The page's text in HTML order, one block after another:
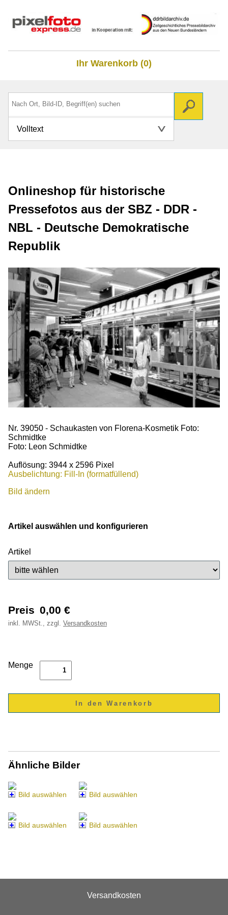
Ihr Warenkorb (0)
Volltext
Onlineshop für historische
Pressefotos aus der SBZ - DDR -
NBL - Deutsche Demokratische
Republik
Nr. 39050 - Schaukasten von Florena-Kosmetik Foto:
Schmidtke
Foto: Leon Schmidtke
Auflösung: 3944 x 2596 Pixel
Ausbelichtung: Fill-In (formatfüllend)
Bild ändern
Artikel auswählen und konfigurieren
Artikel
Preis 0,00 €
inkl. MWSt., zzgl. Versandkosten
Menge
Ähnliche Bilder
Bild auswählen Bild auswählen
Bild auswählen Bild auswählen
Versandkosten